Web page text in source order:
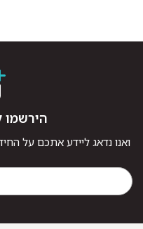
הירשמו
ואנו נדאג ליידע אתכם על